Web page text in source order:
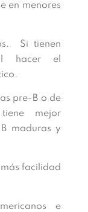
en menores
Si tienen
hacer el
pre-B o de
mejor
maduras y
facilidad
e